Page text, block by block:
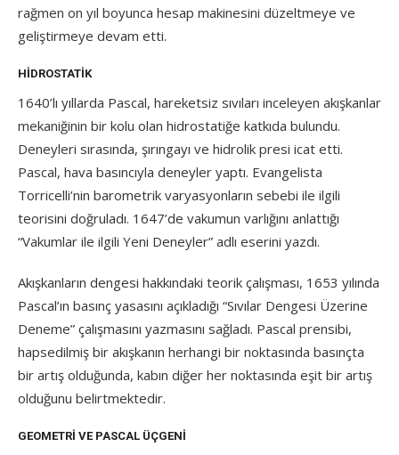
rağmen on yıl boyunca hesap makinesini düzeltmeye ve
geliştirmeye devam etti.
HIDROSTATIK
1640’lı yıllarda Pascal, hareketsiz sıvıları inceleyen akışkanlar
mekaniğinin bir kolu olan hidrostatiğe katkıda bulundu.
Deneyleri sırasında, şırıngayı ve hidrolik presi icat etti.
Pascal, hava basıncıyla deneyler yaptı. Evangelista
Torricelli’nin barometrik varyasyonların sebebi ile ilgili
teorisini doğruladı. 1647’de vakumun varlığını anlattığı
“Vakumlar ile ilgili Yeni Deneyler” adlı eserini yazdı.
Akışkanların dengesi hakkındaki teorik çalışması, 1653 yılında
Pascal’ın basınç yasasını açıkladığı “Sıvılar Dengesi Üzerine
Deneme” çalışmasını yazmasını sağladı. Pascal prensibi,
hapsedilmiş bir akışkanın herhangi bir noktasında basınçta
bir artış olduğunda, kabın diğer her noktasında eşit bir artış
olduğunu belirtmektedir.
GEOMETRI VE PASCAL ÜÇGENI